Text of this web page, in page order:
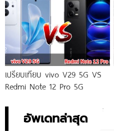
เปรียบเทียบ vivo V29 5G VS
Redmi Note 12 Pro 5G
อัพเดทล่าสุด